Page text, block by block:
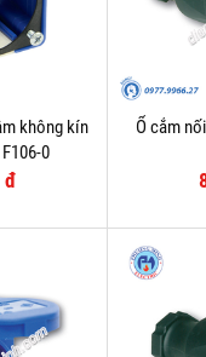
không kín
0
đ
Ổ cắm